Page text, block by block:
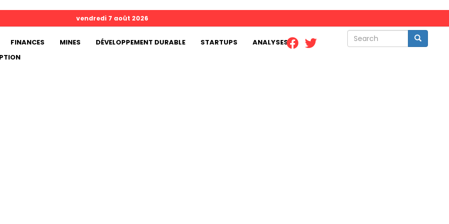
Search Search
vendredi 7 août 2026
FINANCES MINES DÉVELOPPEMENT DURABLE STARTUPS
ANALYSES